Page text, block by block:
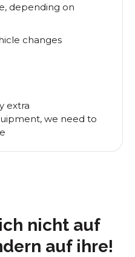
depending on
changes
extra
we need to
nicht auf
auf ihre!